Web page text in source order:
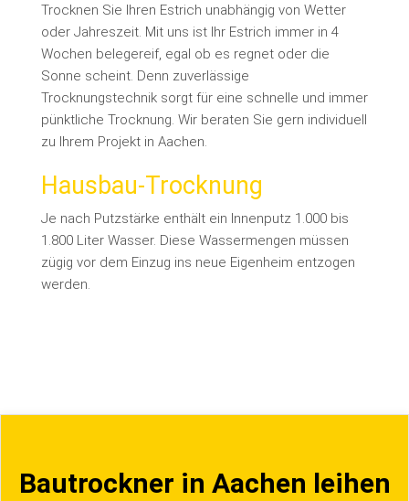
Trocknen Sie Ihren Estrich unabhängig von Wetter
oder Jahreszeit. Mit uns ist Ihr Estrich immer in 4
Wochen belegereif, egal ob es regnet oder die
Sonne scheint. Denn zuverlässige
Trocknungstechnik sorgt für eine schnelle und immer
pünktliche Trocknung. Wir beraten Sie gern individuell
zu Ihrem Projekt in Aachen.
Hausbau-Trocknung
Je nach Putzstärke enthält ein Innenputz 1.000 bis
1.800 Liter Wasser. Diese Wassermengen müssen
zügig vor dem Einzug ins neue Eigenheim entzogen
werden.
Bautrockner in Aachen leihen